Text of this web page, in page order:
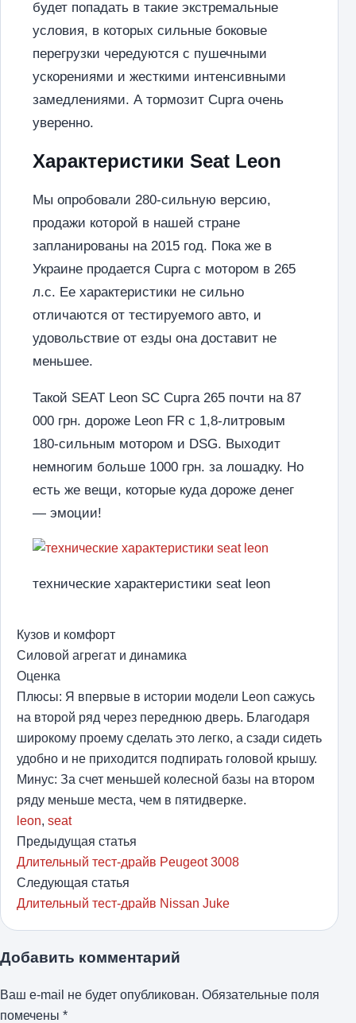
будет попадать в такие экстремальные
условия, в которых сильные боковые
перегрузки чередуются с пушечными
ускорениями и жесткими интенсивными
замедлениями. А тормозит Cupra очень
уверенно.
Характеристики Seat Leon
Мы опробовали 280-сильную версию,
продажи которой в нашей стране
запланированы на 2015 год. Пока же в
Украине продается Cupra с мотором в 265
л.с. Ее характеристики не сильно
отличаются от тестируемого авто, и
удовольствие от езды она доставит не
меньшее.
Такой SEAT Leon SC Cupra 265 почти на 87
000 грн. дороже Leon FR с 1,8-литровым
180-сильным мотором и DSG. Выходит
немногим больше 1000 грн. за лошадку. Но
есть же вещи, которые куда дороже денег
— эмоции!
технические характеристики seat leon
Кузов и комфорт
Силовой агрегат и динамика
Оценка
Плюсы: Я впервые в истории модели Leon сажусь
на второй ряд через переднюю дверь. Благодаря
широкому проему сделать это легко, а сзади сидеть
удобно и не приходится подпирать головой крышу.
Минус: За счет меньшей колесной базы на втором
ряду меньше места, чем в пятидверке.
leon, seat
Предыдущая статья
Длительный тест-драйв Peugeot 3008
Следующая статья
Длительный тест-драйв Nissan Juke
Добавить комментарий
Ваш e-mail не будет опубликован. Обязательные поля
помечены *